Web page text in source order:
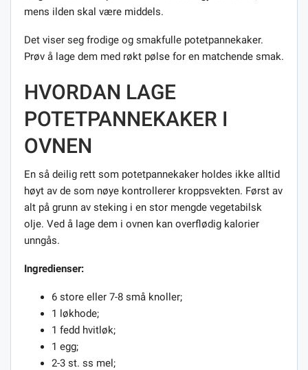
mens ilden skal være middels.
Det viser seg frodige og smakfulle potetpannekaker.
Prøv å lage dem med røkt pølse for en matchende smak.
HVORDAN LAGE
POTETPANNEKAKER I
OVNEN
En så deilig rett som potetpannekaker holdes ikke alltid
høyt av de som nøye kontrollerer kroppsvekten. Først av
alt på grunn av steking i en stor mengde vegetabilsk
olje. Ved å lage dem i ovnen kan overflødig kalorier
unngås.
Ingredienser:
6 store eller 7-8 små knoller;
1 løkhode;
1 fedd hvitløk;
1 egg;
2-3 st. ss mel;